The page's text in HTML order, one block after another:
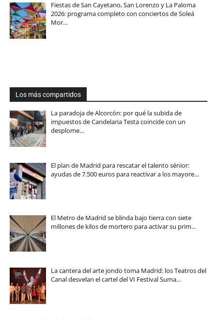
Fiestas de San Cayetano, San Lorenzo y La Paloma
2026: programa completo con conciertos de Soleá
Mor…
Los más compartidos
La paradoja de Alcorcón: por qué la subida de
impuestos de Candelaria Testa coincide con un
desplome…
El plan de Madrid para rescatar el talento sénior:
ayudas de 7.500 euros para reactivar a los mayore…
El Metro de Madrid se blinda bajo tierra con siete
millones de kilos de mortero para activar su prim…
La cantera del arte jondo toma Madrid: los Teatros del
Canal desvelan el cartel del VI Festival Suma…